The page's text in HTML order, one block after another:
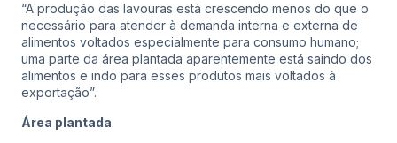
“A produção das lavouras está crescendo menos do que o
necessário para atender à demanda interna e externa de
alimentos voltados especialmente para consumo humano;
uma parte da área plantada aparentemente está saindo dos
alimentos e indo para esses produtos mais voltados à
exportação”.
Área plantada